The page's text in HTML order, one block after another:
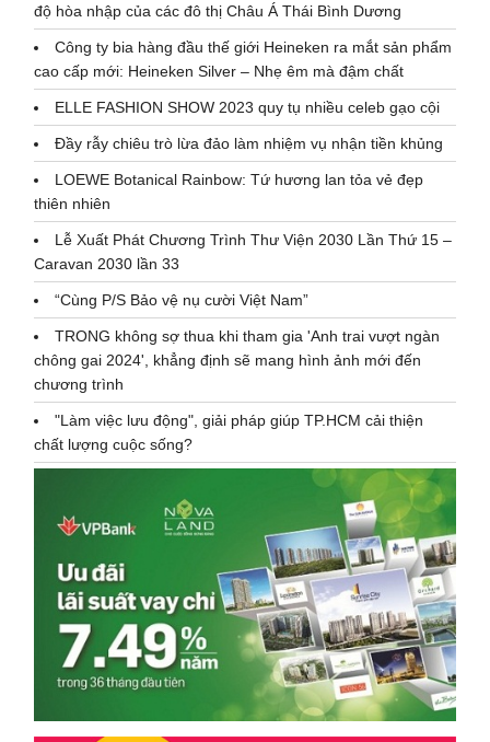
độ hòa nhập của các đô thị Châu Á Thái Bình Dương
Công ty bia hàng đầu thế giới Heineken ra mắt sản phẩm
cao cấp mới: Heineken Silver – Nhẹ êm mà đậm chất
ELLE FASHION SHOW 2023 quy tụ nhiều celeb gạo cội
Đầy rẫy chiêu trò lừa đảo làm nhiệm vụ nhận tiền khủng
LOEWE Botanical Rainbow: Tứ hương lan tỏa vẻ đẹp
thiên nhiên
Lễ Xuất Phát Chương Trình Thư Viện 2030 Lần Thứ 15 –
Caravan 2030 lần 33
“Cùng P/S Bảo vệ nụ cười Việt Nam”
TRONG không sợ thua khi tham gia 'Anh trai vượt ngàn
chông gai 2024', khẳng định sẽ mang hình ảnh mới đến
chương trình
"Làm việc lưu động", giải pháp giúp TP.HCM cải thiện
chất lượng cuộc sống?